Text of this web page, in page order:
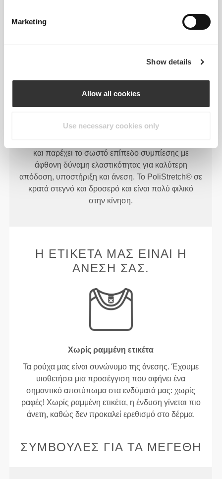
Marketing
Show details
Allow all cookies
Use necessary cookies only
PoliStretch© είναι η δική μας, πολύ ευέλικτη,
και παρέχει το σωστό επίπεδο συμπίεσης με
άφθονη δύναμη ελαστικότητας για καλύτερη
απόδοση, υποστήριξη και άνεση. Το PoliStretch© σε
κρατά στεγνό και δροσερό και είναι πολύ φιλικό
στην κίνηση.
Η ΕΤΙΚΈΤΑ ΜΑΣ ΕΊΝΑΙ Η
ΆΝΕΣΉ ΣΑΣ.
Χωρίς ραμμένη ετικέτα
Τα ρούχα μας είναι συνώνυμο της άνεσης. Έχουμε
υιοθετήσει μια προσέγγιση που αφήνει ένα
σημαντικό αποτύπωμα στα ενδύματά μας: χωρίς
ραφές! Χωρίς ραμμένη ετικέτα, η ένδυση γίνεται πιο
άνετη, καθώς δεν προκαλεί ερεθισμό στο δέρμα.
ΣΥΜΒΟΥΛΈΣ ΓΙΑ ΤΑ ΜΕΓΈΘΗ